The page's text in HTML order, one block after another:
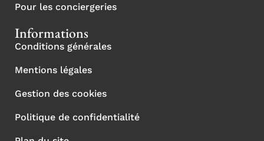
Pour les conciergeries
Informations
Conditions générales
Mentions légales
Gestion des cookies
Politique de confidentialité